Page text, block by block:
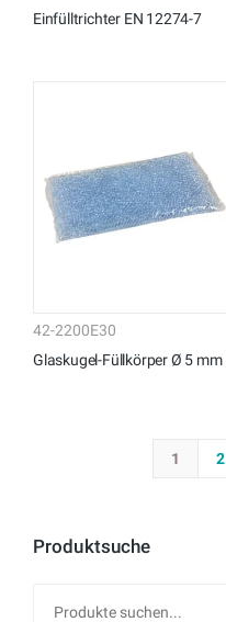
Einfülltrichter EN 12274-7
42-2200E30
Glaskugel-Füllkörper Ø 5 mm
1 2
Produktsuche